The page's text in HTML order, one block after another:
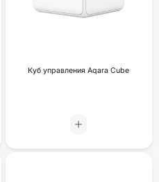
Куб управления Aqara Cube